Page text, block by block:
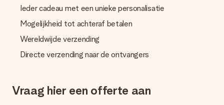
We vinden het erg vervelend als je cadeau niet naar wens is
geleverd. Je kunt hiervoor contact opnemen met onze
klantenservice, zij helpen je graag bij het vinden van een
passende oplossing.
Wordt de factuur met de bestelling meegestuurd?
deze ook altijd terugvinden in jouw MySurprise. Je kunt dus
gerust het cadeau gelijk bij de ontvanger laten afleveren, zo is
Ieder cadeau met een unieke personalisatie
Mogelijkheid tot achteraf betalen
Wereldwijde verzending
Directe verzending naar de ontvangers
Vraag hier een offerte aan